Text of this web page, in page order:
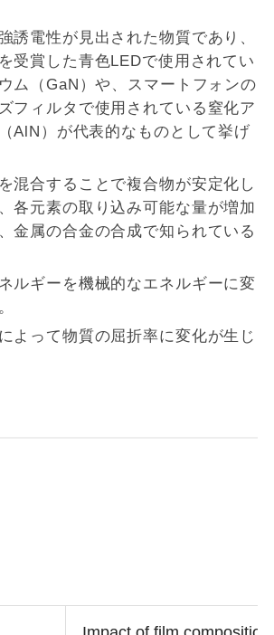
誘電性が見出された物質であり、
受賞した青色LEDで使用されてい
ム（GaN）や、スマートフォンの
フィルタで使用されている窒化ア
AlN）が代表的なものとして挙げ
混合することで複合物が安定化し
各元素の取り込み可能な量が増加
金属の合金の合成で知られている
ルギーを機械的なエネルギーに変
よって物質の屈折率に変化が生じ